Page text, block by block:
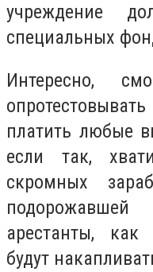
учреждение
специальных
Интересно,
платить любые
если так,
скромных
арестанты,
будут